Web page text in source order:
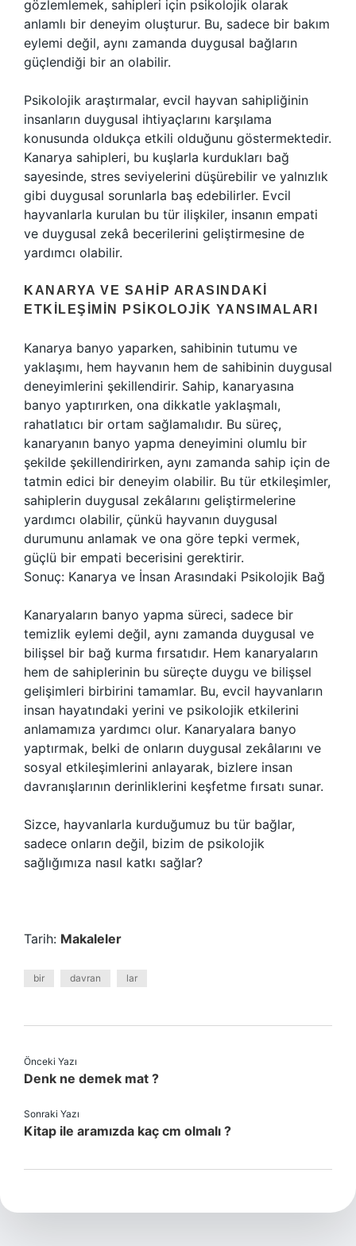
gözlemlemek, sahipleri için psikolojik olarak
anlamlı bir deneyim oluşturur. Bu, sadece bir bakım
eylemi değil, aynı zamanda duygusal bağların
güçlendiği bir an olabilir.
Psikolojik araştırmalar, evcil hayvan sahipliğinin
insanların duygusal ihtiyaçlarını karşılama
konusunda oldukça etkili olduğunu göstermektedir.
Kanarya sahipleri, bu kuşlarla kurdukları bağ
sayesinde, stres seviyelerini düşürebilir ve yalnızlık
gibi duygusal sorunlarla baş edebilirler. Evcil
hayvanlarla kurulan bu tür ilişkiler, insanın empati
ve duygusal zekâ becerilerini geliştirmesine de
yardımcı olabilir.
KANARYA VE SAHIP ARASINDAKI
ETKILEŞIMIN PSIKOLOJIK YANSIMALARI
Kanarya banyo yaparken, sahibinin tutumu ve
yaklaşımı, hem hayvanın hem de sahibinin duygusal
deneyimlerini şekillendirir. Sahip, kanaryasına
banyo yaptırırken, ona dikkatle yaklaşmalı,
rahatlatıcı bir ortam sağlamalıdır. Bu süreç,
kanaryanın banyo yapma deneyimini olumlu bir
şekilde şekillendirirken, aynı zamanda sahip için de
tatmin edici bir deneyim olabilir. Bu tür etkileşimler,
sahiplerin duygusal zekâlarını geliştirmelerine
yardımcı olabilir, çünkü hayvanın duygusal
durumunu anlamak ve ona göre tepki vermek,
güçlü bir empati becerisini gerektirir.
Sonuç: Kanarya ve İnsan Arasındaki Psikolojik Bağ
Kanaryaların banyo yapma süreci, sadece bir
temizlik eylemi değil, aynı zamanda duygusal ve
bilişsel bir bağ kurma fırsatıdır. Hem kanaryaların
hem de sahiplerinin bu süreçte duygu ve bilişsel
gelişimleri birbirini tamamlar. Bu, evcil hayvanların
insan hayatındaki yerini ve psikolojik etkilerini
anlamamıza yardımcı olur. Kanaryalara banyo
yaptırmak, belki de onların duygusal zekâlarını ve
sosyal etkileşimlerini anlayarak, bizlere insan
davranışlarının derinliklerini keşfetme fırsatı sunar.
Sizce, hayvanlarla kurduğumuz bu tür bağlar,
sadece onların değil, bizim de psikolojik
sağlığımıza nasıl katkı sağlar?
Tarih: Makaleler
bir davran lar
Önceki Yazı
Denk ne demek mat ?
Sonraki Yazı
Kitap ile aramızda kaç cm olmalı ?